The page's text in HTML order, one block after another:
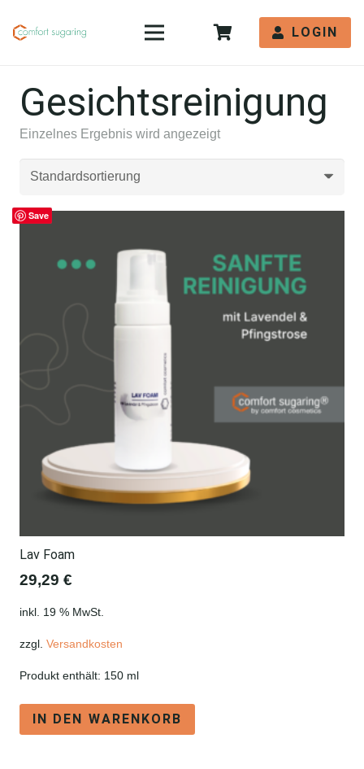
LOGIN
Gesichtsreinigung
Einzelnes Ergebnis wird angezeigt
Save
Lav Foam
29,29 €
inkl. 19 % MwSt.
zzgl. Versandkosten
Produkt enthält: 150 ml
IN DEN WARENKORB